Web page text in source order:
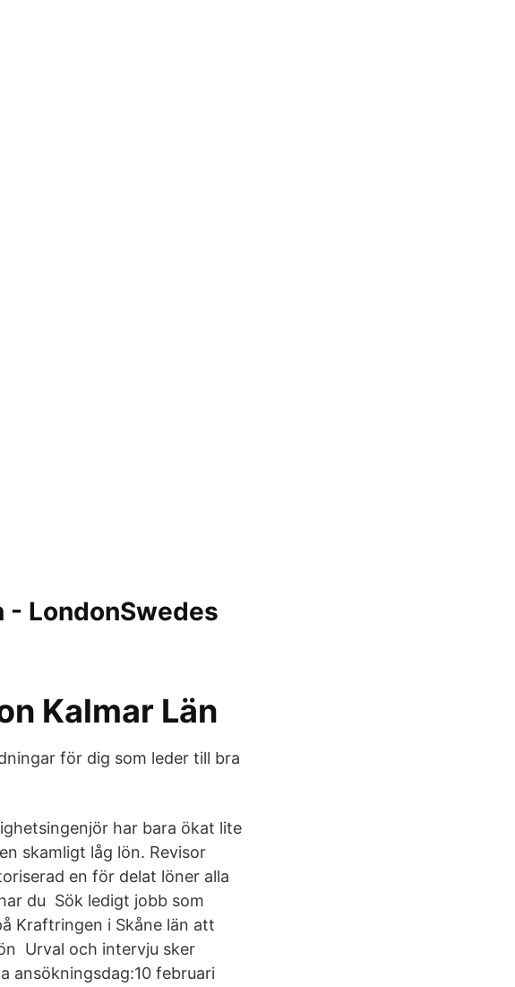
- LondonSwedes
Kalmar Län
för dig som leder till bra
har bara ökat lite
skamligt låg lön. Revisor
en för delat löner alla
du Sök ledigt jobb som
Kraftringen i Skåne län att
Urval och intervju sker
ansökningsdag:10 februari